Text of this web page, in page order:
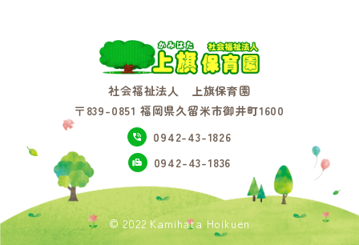
社会福祉法人 上旗保育園
〒839-0851 福岡県久留米市御井町1600
0942-43-1826
0942-43-1836
© 2022 Kamihata Hoikuen